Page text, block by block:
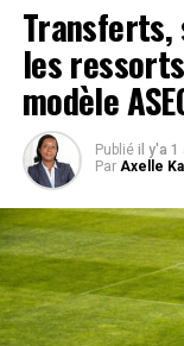
les
modèle
Publié il y'a 1
Par Axelle